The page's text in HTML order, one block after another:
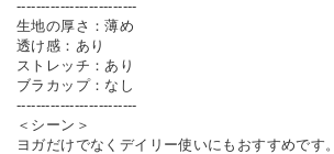
-------------------------
生地の厚さ：薄め
透け感：あり
ストレッチ：あり
ブラカップ：なし
-------------------------
＜シーン＞
ヨガだけでなくデイリー使いにもおすすめです。